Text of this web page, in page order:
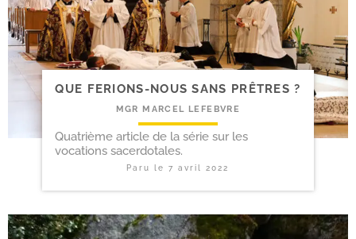
QUE FERIONS-​NOUS SANS PRÊTRES ?
MGR MARCEL LEFEBVRE
Quatrième article de la série sur les
vocations sacerdotales.
Paru le7 avril 2022